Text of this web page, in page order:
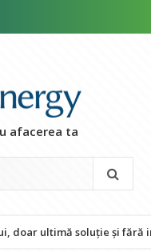
afacerea ta
soluție și fără impact